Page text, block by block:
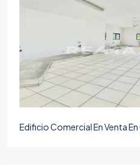
Edificio Comercial En Venta